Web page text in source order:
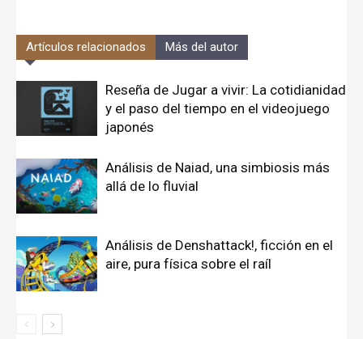
Artículos relacionados Más del autor
Reseña de Jugar a vivir: La cotidianidad
y el paso del tiempo en el videojuego
japonés
Análisis de Naiad, una simbiosis más
allá de lo fluvial
Análisis de Denshattack!, ficción en el
aire, pura física sobre el raíl